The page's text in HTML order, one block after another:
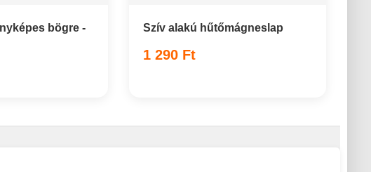
bögre -
Szív alakú hűtőmágneslap
1 290 Ft